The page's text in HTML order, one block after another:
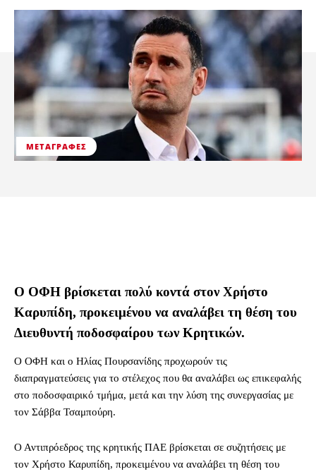
ΜΕΤΑΓΡΑΦΈΣ
Ο ΟΦΗ βρίσκεται πολύ κοντά στον Χρήστο
Καρυπίδη, προκειμένου να αναλάβει τη θέση του
Διευθυντή ποδοσφαίρου των Κρητικών.
O OΦΗ και ο Ηλίας Πουρσανίδης προχωρούν τις
διαπραγματεύσεις για το στέλεχος που θα αναλάβει ως επικεφαλής
στο ποδοσφαιρικό τμήμα, μετά και την λύση της συνεργασίας με
τον Σάββα Τσαμπούρη.
Ο Αντιπρόεδρος της κρητικής ΠΑΕ βρίσκεται σε συζητήσεις με
τον Χρήστο Καρυπίδη, προκειμένου να αναλάβει τη θέση του